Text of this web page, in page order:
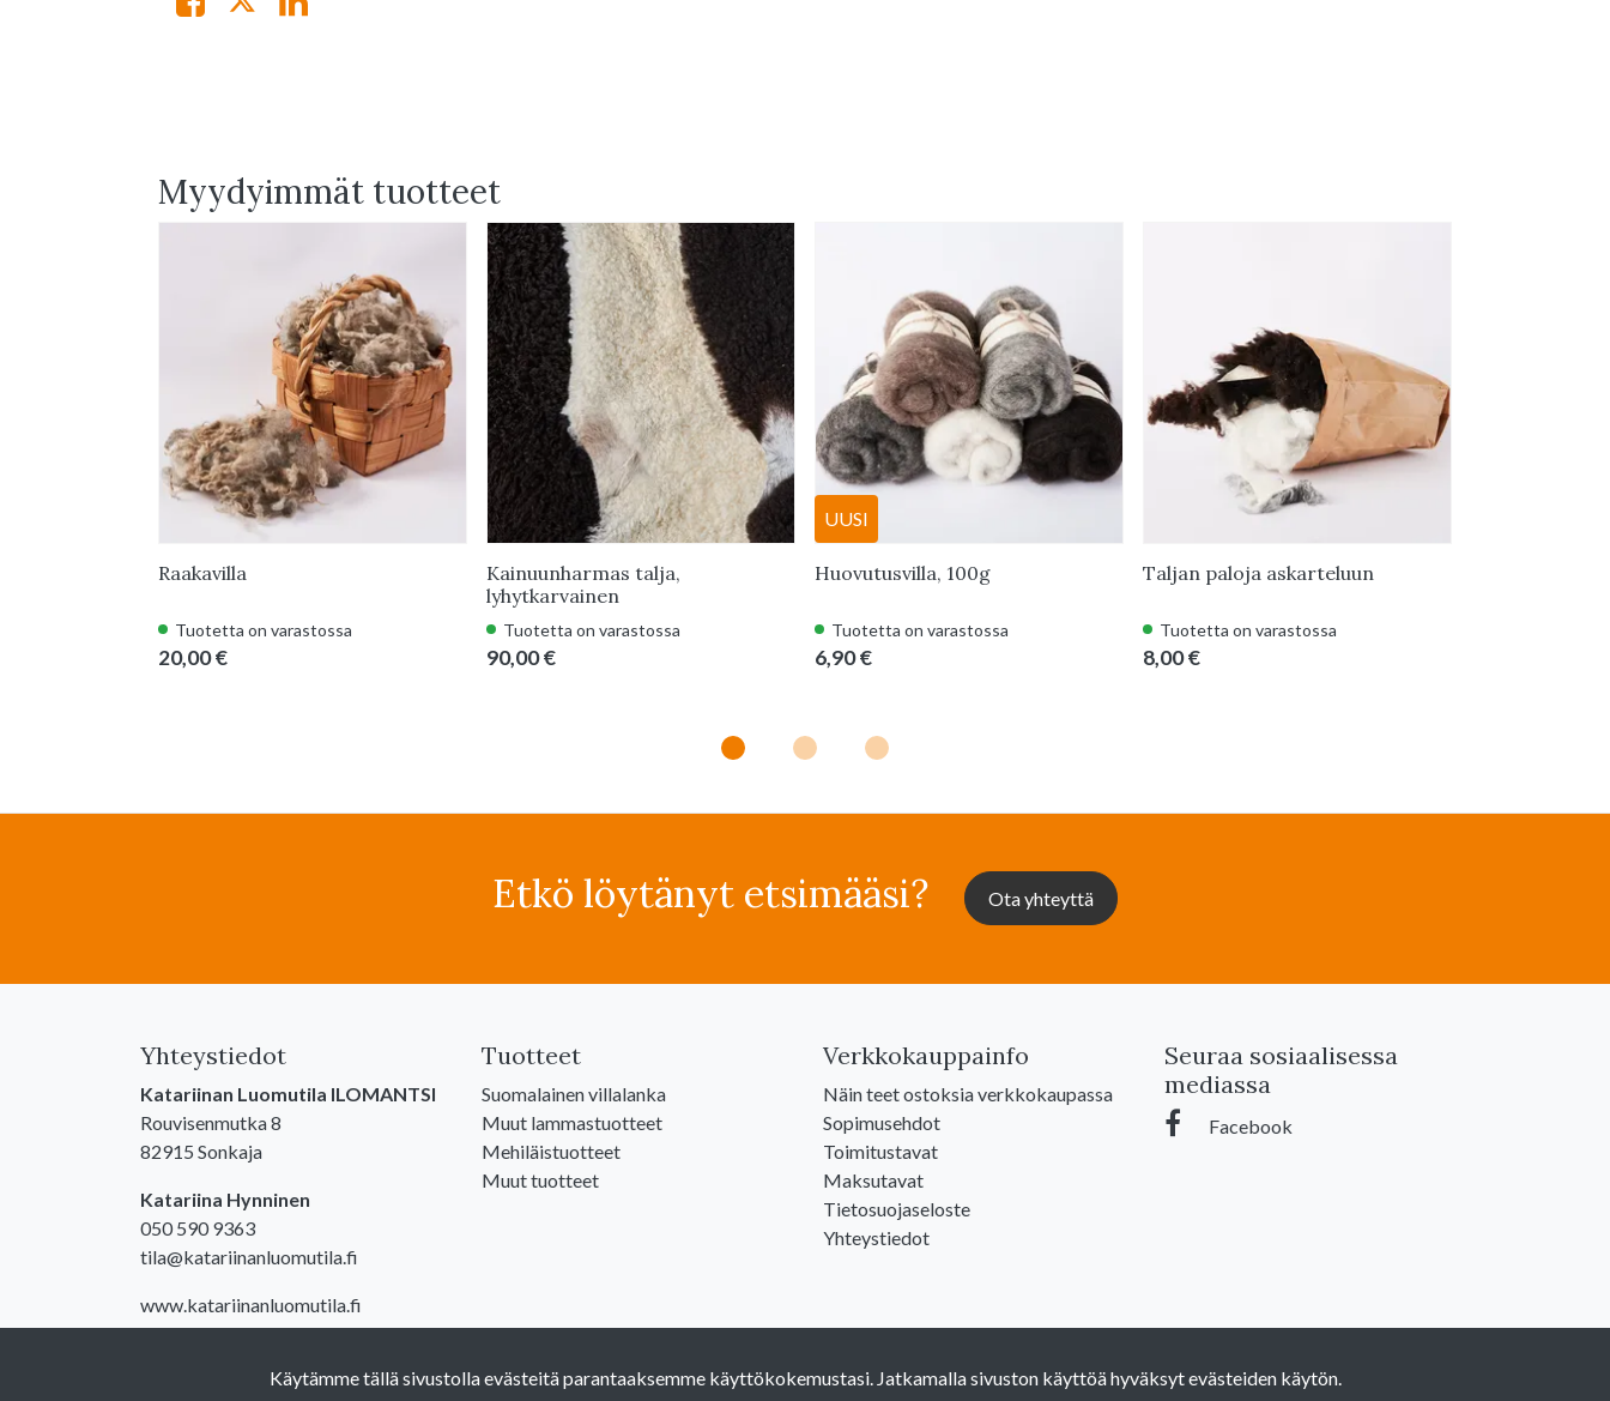
Käytämme tällä sivustolla evästeitä parantaaksemme käyttökokemustasi. Jatkamalla sivuston käyttöä hyväksyt evästeiden käytön.
Myydyimmät tuotteet
Raakavilla
Tuotetta on varastossa
20,00 €
Kainuunharmas talja,
lyhytkarvainen
Tuotetta on varastossa
90,00 €
UUSI
Huovutusvilla, 100g
Tuotetta on varastossa
6,90 €
Taljan paloja askarteluun
Tuotetta on varastossa
8,00 €
Etkö löytänyt etsimääsi? Ota yhteyttä
Yhteystiedot
Katariinan Luomutila ILOMANTSI
Rouvisenmutka 8
82915 Sonkaja
Katariina Hynninen
050 590 9363
tila@katariinanluomutila.fi
www.katariinanluomutila.fi
Tuotteet
Suomalainen villalanka
Muut lammastuotteet
Mehiläistuotteet
Muut tuotteet
Verkkokauppainfo
Näin teet ostoksia verkkokaupassa
Sopimusehdot
Toimitustavat
Maksutavat
Tietosuojaseloste
Yhteystiedot
Seuraa sosiaalisessa
mediassa
Facebook